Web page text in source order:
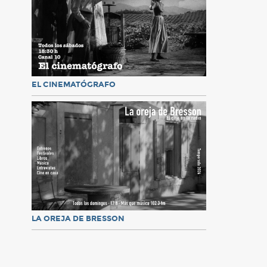
EL CINEMATÓGRAFO
LA OREJA DE BRESSON